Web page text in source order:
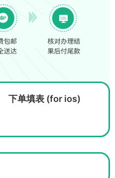
下单填表 (for ios)